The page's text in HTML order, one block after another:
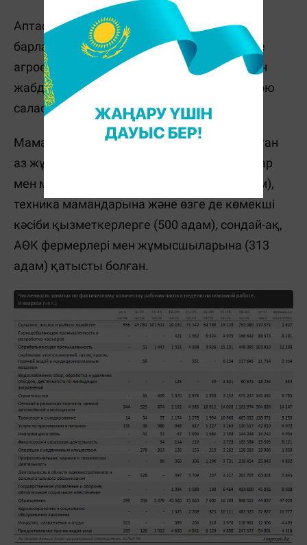
Аптасына 36-40 сағаттық стандарт кестесі
барлардың көпшілігі сауда, білім беру және
агроөнеркәсіп кешенінде, ал аз бөлігі сумен
жабдықтау, су бұру және қалдықтарды жою
саласында жұмыс істеген.
Мамандықтар бойынша аптасына 5 сағаттан
аз жұмыс істейтіндердің көпшілігі басшылар
мен мемлекеттік қызметшілерге (544 адам),
техника мамандарына және өзге де көмекші
кәсіби қызметкерлерге (500 адам), сондай-ақ,
АӨК фермерлері мен жұмысшыларына (313
адам) қатысты болған.